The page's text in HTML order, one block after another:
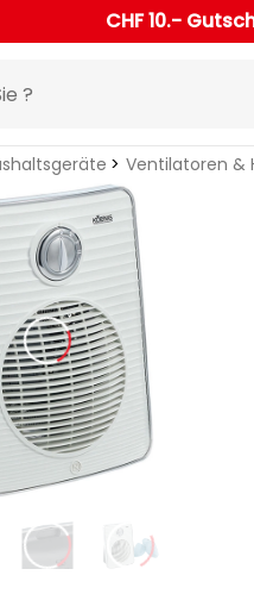
CHF 10.-
Ventilatoren &